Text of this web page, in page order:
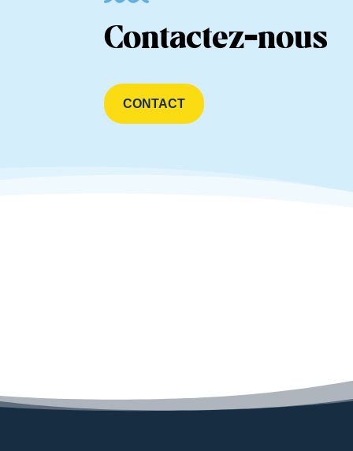
Contactez-nous
CONTACT